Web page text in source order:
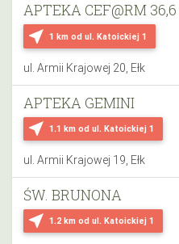
near_me 1 km od ul. Katoickiej 1
APTEKA CEF@RM 36,6
ul. Armii Krajowej 20, Ełk
near_me 1.1 km od ul. Katoickiej 1
APTEKA GEMINI
ul. Armii Krajowej 19, Ełk
near_me 1.2 km od ul. Katoickiej 1
ŚW. BRUNONA